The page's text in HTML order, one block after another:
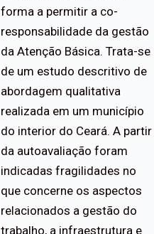
forma a permitir a co-
responsabilidade da gestão
da Atenção Básica. Trata-se
de um estudo descritivo de
abordagem qualitativa
realizada em um município
do interior do Ceará. A partir
da autoavaliação foram
indicadas fragilidades no
que concerne os aspectos
relacionados a gestão do
trabalho, a infraestrutura e